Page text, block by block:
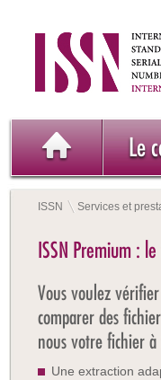
Le
ISSN Services et
ISSN Premium :
Vous voulez
comparer des
nous votre fichier
Une extraction